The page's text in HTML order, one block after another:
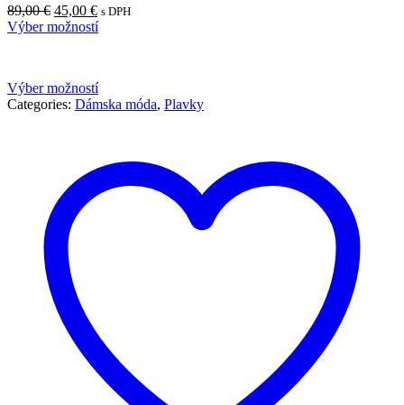
89,00€ Pôvodná
cena
45,00 €Aktuálna
cena
s DPH
Výber možností
Výber možností
Categories: Dámska móda, Plavky